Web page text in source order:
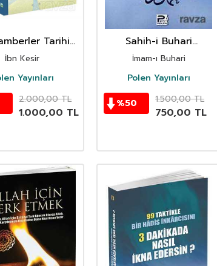
Tarihi
(10 Kitap)
İbn Kesir
Yayınları
2.000,00TL
1.000,00 TL
Sahih-i Buhari
(Muhtasar)
İmam-ı Buhari
Polen Yayınları
%50 1.500,00TL
750,00 TL